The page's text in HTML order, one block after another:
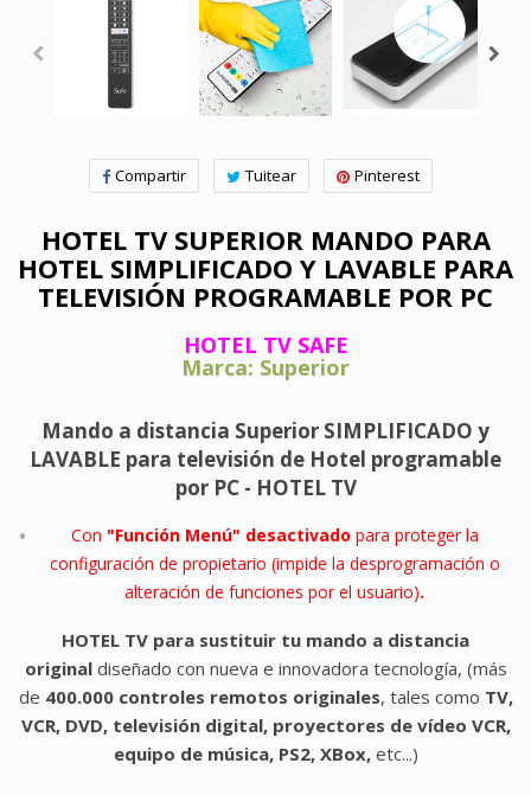
Compartir Tuitear Pinterest
HOTEL TV SUPERIOR MANDO PARA
HOTEL SIMPLIFICADO Y LAVABLE PARA
TELEVISIÓN PROGRAMABLE POR PC
HOTEL TV SAFE
Marca: Superior
Mando a distancia Superior SIMPLIFICADO y
LAVABLE para televisión de Hotel programable
por PC - HOTEL TV
Con "Función Menú" desactivado para proteger la
configuración de propietario (impide la desprogramación o
alteración de funciones por el usuario).
HOTEL TV para sustituir tu mando a distancia
originaldiseñado con nueva e innovadora tecnología, (más
de 400.000 controles remotos originales, tales como TV,
VCR, DVD, televisión digital, proyectores de vídeo VCR,
equipo de música, PS2, XBox,etc...)